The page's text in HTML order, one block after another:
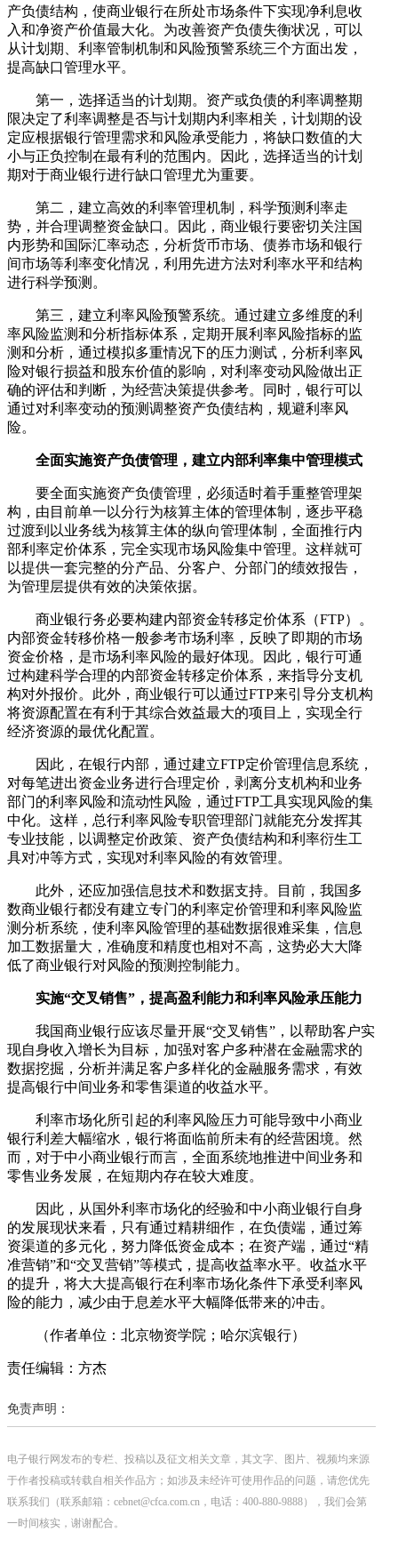
产负债结构，使商业银行在所处市场条件下实现净利息收
入和净资产价值最大化。为改善资产负债失衡状况，可以
从计划期、利率管制机制和风险预警系统三个方面出发，
提高缺口管理水平。
第一，选择适当的计划期。资产或负债的利率调整期
限决定了利率调整是否与计划期内利率相关，计划期的设
定应根据银行管理需求和风险承受能力，将缺口数值的大
小与正负控制在最有利的范围内。因此，选择适当的计划
期对于商业银行进行缺口管理尤为重要。
第二，建立高效的利率管理机制，科学预测利率走
势，并合理调整资金缺口。因此，商业银行要密切关注国
内形势和国际汇率动态，分析货币市场、债券市场和银行
间市场等利率变化情况，利用先进方法对利率水平和结构
进行科学预测。
第三，建立利率风险预警系统。通过建立多维度的利
率风险监测和分析指标体系，定期开展利率风险指标的监
测和分析，通过模拟多重情况下的压力测试，分析利率风
险对银行损益和股东价值的影响，对利率变动风险做出正
确的评估和判断，为经营决策提供参考。同时，银行可以
通过对利率变动的预测调整资产负债结构，规避利率风
险。
全面实施资产负债管理，建立内部利率集中管理模式
要全面实施资产负债管理，必须适时着手重整管理架
构，由目前单一以分行为核算主体的管理体制，逐步平稳
过渡到以业务线为核算主体的纵向管理体制，全面推行内
部利率定价体系，完全实现市场风险集中管理。这样就可
以提供一套完整的分产品、分客户、分部门的绩效报告，
为管理层提供有效的决策依据。
商业银行务必要构建内部资金转移定价体系（FTP）。
内部资金转移价格一般参考市场利率，反映了即期的市场
资金价格，是市场利率风险的最好体现。因此，银行可通
过构建科学合理的内部资金转移定价体系，来指导分支机
构对外报价。此外，商业银行可以通过FTP来引导分支机构
将资源配置在有利于其综合效益最大的项目上，实现全行
经济资源的最优化配置。
因此，在银行内部，通过建立FTP定价管理信息系统，
对每笔进出资金业务进行合理定价，剥离分支机构和业务
部门的利率风险和流动性风险，通过FTP工具实现风险的集
中化。这样，总行利率风险专职管理部门就能充分发挥其
专业技能，以调整定价政策、资产负债结构和利率衍生工
具对冲等方式，实现对利率风险的有效管理。
此外，还应加强信息技术和数据支持。目前，我国多
数商业银行都没有建立专门的利率定价管理和利率风险监
测分析系统，使利率风险管理的基础数据很难采集，信息
加工数据量大，准确度和精度也相对不高，这势必大大降
低了商业银行对风险的预测控制能力。
实施“交叉销售”，提高盈利能力和利率风险承压能力
我国商业银行应该尽量开展“交叉销售”，以帮助客户实
现自身收入增长为目标，加强对客户多种潜在金融需求的
数据挖掘，分析并满足客户多样化的金融服务需求，有效
提高银行中间业务和零售渠道的收益水平。
利率市场化所引起的利率风险压力可能导致中小商业
银行利差大幅缩水，银行将面临前所未有的经营困境。然
而，对于中小商业银行而言，全面系统地推进中间业务和
零售业务发展，在短期内存在较大难度。
因此，从国外利率市场化的经验和中小商业银行自身
的发展现状来看，只有通过精耕细作，在负债端，通过筹
资渠道的多元化，努力降低资金成本；在资产端，通过“精
准营销”和“交叉营销”等模式，提高收益率水平。收益水平
的提升，将大大提高银行在利率市场化条件下承受利率风
险的能力，减少由于息差水平大幅降低带来的冲击。
（作者单位：北京物资学院；哈尔滨银行）
责任编辑：方杰
免责声明：
电子银行网发布的专栏、投稿以及征文相关文章，其文字、图片、视频均来源
于作者投稿或转载自相关作品方；如涉及未经许可使用作品的问题，请您优先
联系我们（联系邮箱：cebnet@cfca.com.cn，电话：400-880-9888），我们会第
一时间核实，谢谢配合。